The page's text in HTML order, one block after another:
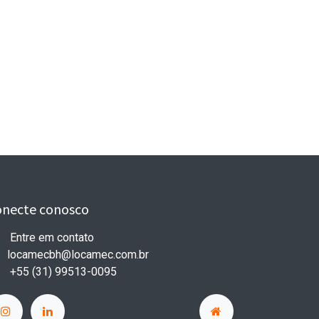
conosco
Entre em contato
locamecbh@locamec.com.br
+55 (31) 99513-0095